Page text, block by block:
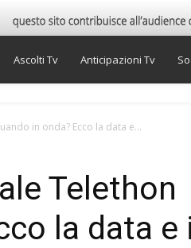
Ascolti Tv Anticipazioni Tv
in onda? Ecco la data e...
Telethon
la data e